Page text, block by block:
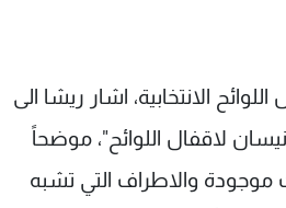
الانتخابية، اشار ريشا الى
أن "هناك مهلة حتى 4 نيسان لاقفال اللوائح"، موضحاً
موجودة والاطراف التي تشبه